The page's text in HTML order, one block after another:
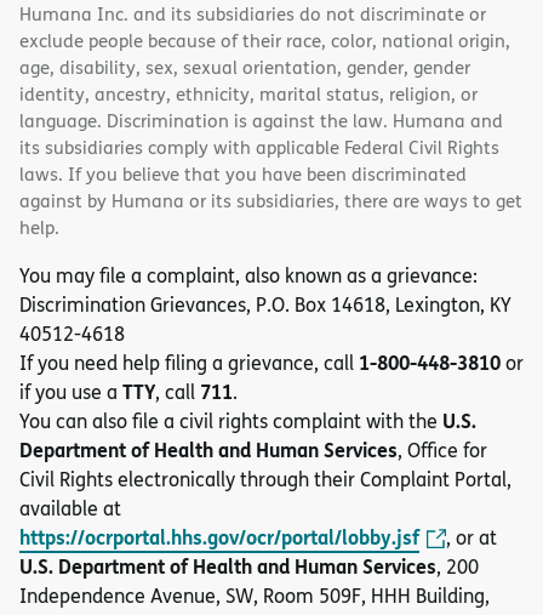
Humana Inc. and its subsidiaries do not discriminate or
exclude people because of their race, color, national origin,
age, disability, sex, sexual orientation, gender, gender
identity, ancestry, ethnicity, marital status, religion, or
language. Discrimination is against the law. Humana and
its subsidiaries comply with applicable Federal Civil Rights
laws. If you believe that you have been discriminated
against by Humana or its subsidiaries, there are ways to get
help.
You may file a complaint, also known as a grievance:
Discrimination Grievances, P.O. Box 14618, Lexington, KY
40512-4618
If you need help filing a grievance, call 1-800-448-3810or
if you use a TTY, call 711.
You can also file a civil rights complaint with the U.S.
Department of Health and Human Services, Office for
Civil Rights electronically through their Complaint Portal,
available at
https://ocrportal.hhs.gov/ocr/portal/lobby.jsf , or at
U.S. Department of Health and Human Services, 200
Independence Avenue, SW, Room 509F, HHH Building,